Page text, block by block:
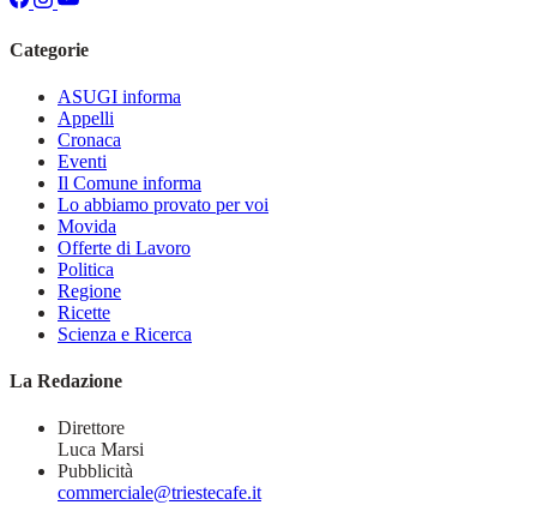
Categorie
ASUGI informa
Appelli
Cronaca
Eventi
Il Comune informa
Lo abbiamo provato per voi
Movida
Offerte di Lavoro
Politica
Regione
Ricette
Scienza e Ricerca
La Redazione
Direttore
Luca Marsi
Pubblicità
commerciale@triestecafe.it